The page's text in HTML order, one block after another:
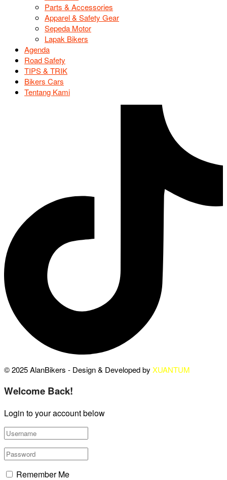
Parts & Accessories
Apparel & Safety Gear
Sepeda Motor
Lapak Bikers
Agenda
Road Safety
TIPS & TRIK
Bikers Cars
Tentang Kami
© 2025 AlanBikers - Design & Developed by XUANTUM
Welcome Back!
Login to your account below
Remember Me